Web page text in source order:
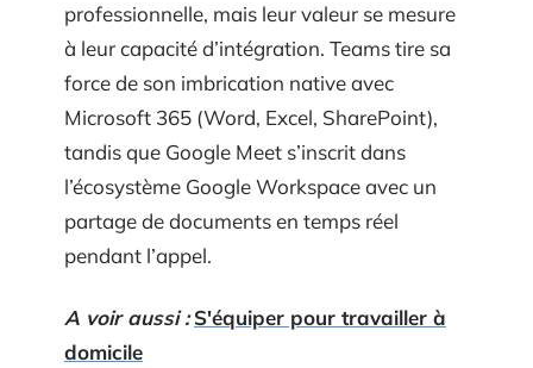
professionnelle, mais leur valeur se mesure
à leur capacité d’intégration. Teams tire sa
force de son imbrication native avec
Microsoft 365 (Word, Excel, SharePoint),
tandis que Google Meet s’inscrit dans
l’écosystème Google Workspace avec un
partage de documents en temps réel
pendant l’appel.
A voir aussi : S'équiper pour travailler à
domicile